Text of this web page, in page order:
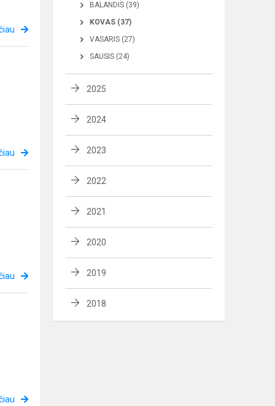
BALANDIS (39)
KOVAS (37)
VASARIS (27)
SAUSIS (24)
2025
2024
2023
2022
2021
2020
2019
2018